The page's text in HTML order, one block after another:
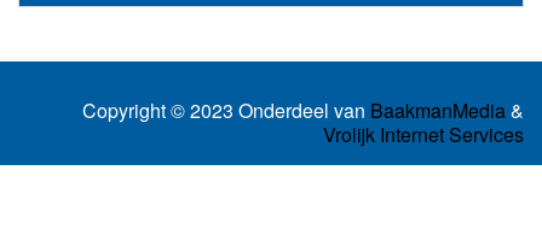
Copyright © 2023 Onderdeel van BaakmanMedia&
Vrolijk Internet Services